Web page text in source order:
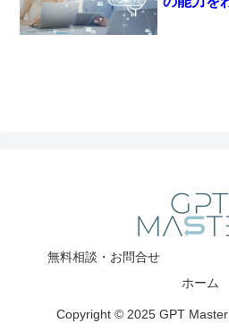
無料相談・お問合せ
ホーム
Copyright © 2025 GPT